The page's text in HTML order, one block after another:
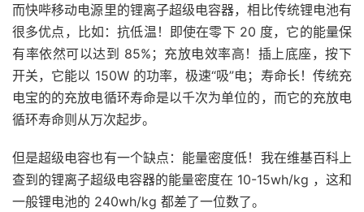
而快哔移动电源里的锂离子超级电容器，相比传统锂电池有
很多优点，比如：抗低温！即使在零下 20 度，它的能量保
有率依然可以达到 85%；充放电效率高！插上底座，按下
开关，它能以 150W 的功率，极速“吸”电；寿命长！传统充
电宝的的充放电循环寿命是以千次为单位的，而它的充放电
循环寿命则从万次起步。
但是超级电容也有一个缺点：能量密度低！我在维基百科上
查到的锂离子超级电容器的能量密度在 10-15wh/kg ，这和
一般锂电池的 240wh/kg 都差了一位数了。